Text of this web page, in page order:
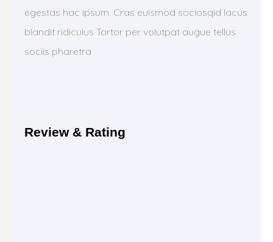
egestas hac ipsum. Cras euismod sociosqid lacus
blandit ridiculus Tortor per volutpat augue tellus
sociis pharetra
Review & Rating